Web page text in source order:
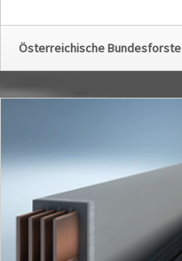
Österreichische Bundesforste